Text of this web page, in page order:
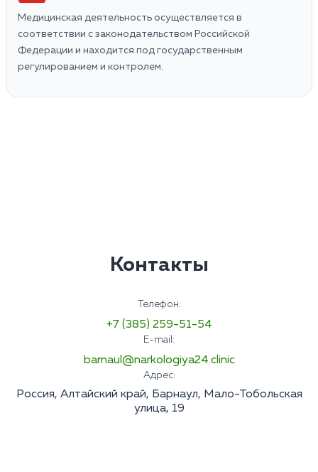
Медицинская деятельность осуществляется в
соответствии с законодательством Российской
Федерации и находится под государственным
регулированием и контролем.
Контакты
Телефон:
+7 (385) 259-51-54
E-mail:
barnaul@narkologiya24.clinic
Адрес:
Россия, Алтайский край, Барнаул, Мало-Тобольская
улица, 19